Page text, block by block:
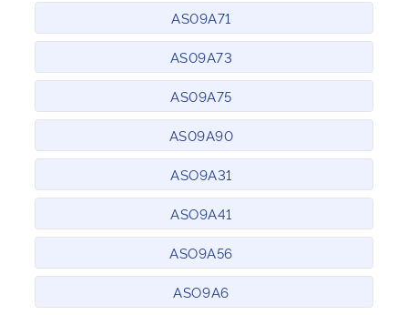
AS09A71
AS09A73
AS09A75
AS09A90
ASO9A31
ASO9A41
ASO9A56
ASO9A6